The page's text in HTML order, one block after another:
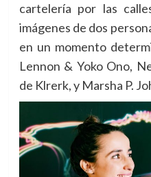
cartelería por las
imágenes de dos
en un momento
Lennon & Yoko Ono,
de Klrerk, y Marsha P.